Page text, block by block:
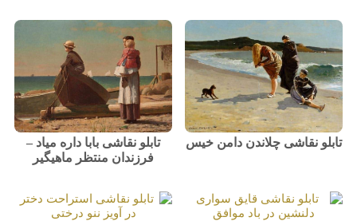
تابلو نقاشی چلاندن دامن خیس
تابلو نقاشی بابا داره میاد –
فرزندان منتظر ماهیگیر